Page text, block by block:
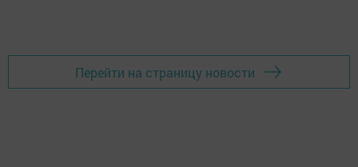
Перейти на страницу новости